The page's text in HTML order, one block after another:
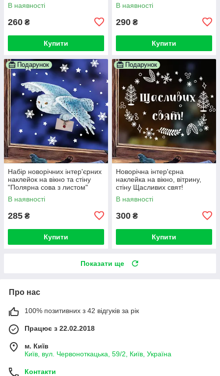
В наявності
260 ₴
Купити
В наявності
290 ₴
Купити
Подарунок
Набір новорічних інтер'єрних
наклейок на вікно та стіну
"Полярна сова з листом"
В наявності
285 ₴
Купити
Подарунок
Новорічна інтер'єрна
наклейка на вікно, вітрину,
стіну Щасливих свят!
В наявності
300 ₴
Купити
Показати ще
Про нас
100% позитивних з 42 відгуків за рік
Працює з 22.02.2018
м. Київ
Київ, вул. Червоноткацька, 59/2, Київ, Україна
Контакти